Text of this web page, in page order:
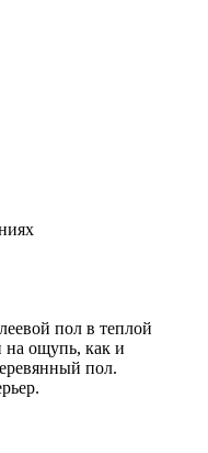
пол в теплой
на ощупь, как и
пол.